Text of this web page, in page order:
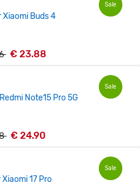
Sale
Xiaomi Buds 4
€ 23.88
Sale
Note15 Pro 5G
€ 24.90
Sale
Xiaomi 17 Pro